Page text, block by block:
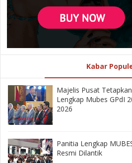
Kabar
Majelis Pusat
Lengkap Mubes GPdI
2026
Panitia Lengkap
Resmi Dilantik